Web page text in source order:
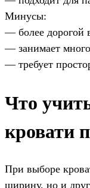
Минусы:
— более дорогой
— занимает
— требует
Что
кровати
При выборе
ширину, но и